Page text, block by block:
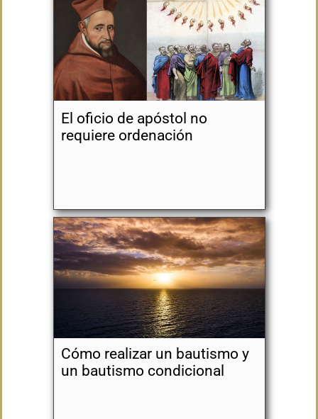
El oficio de apóstol no
requiere ordenación
Cómo realizar un bautismo y
un bautismo condicional